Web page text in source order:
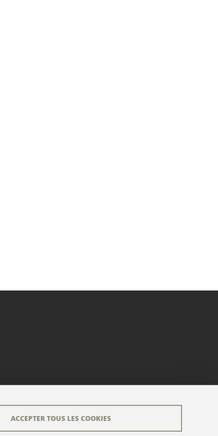
ACCEPTER TOUS LES COOKIES